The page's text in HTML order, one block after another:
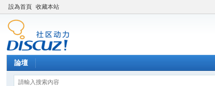
設為首頁 收藏本站
論壇